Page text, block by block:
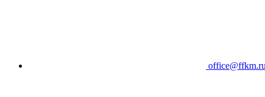
office@ffkm.ru